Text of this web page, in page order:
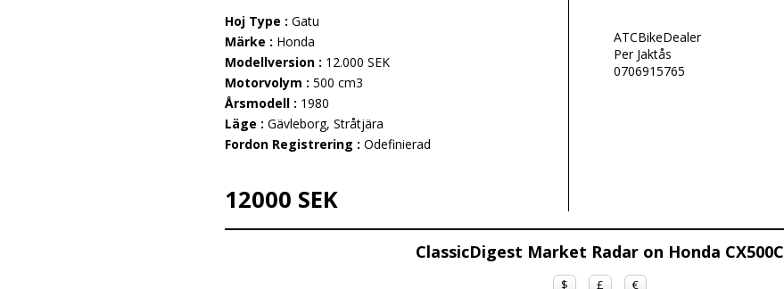
Hoj Type : Gatu
Märke : Honda
Modellversion : 12.000 SEK
Motorvolym : 500 cm3
Årsmodell : 1980
Läge : Gävleborg, Stråtjära
Fordon Registrering : Odefinierad
12000 SEK
ATCBikeDealer
Per Jaktås
0706915765
ClassicDigest Market Radar on Honda CX500C
$ £ €